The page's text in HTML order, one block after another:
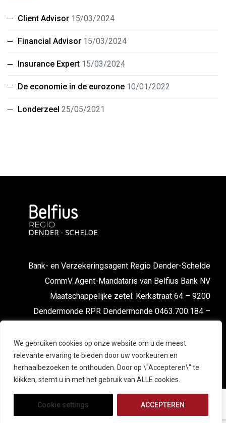
We gebruiken cookies op onze website om u de meest
relevante ervaring te bieden door uw voorkeuren en
herhaalbezoeken te onthouden. Door op \"Accepteren\" te
klikken, stemt u in met het gebruik van ALLE cookies.
Cookie settings ACCEPTEREN
Client Advisor 15/03/2024
Financial Advisor 15/03/2024
Insurance Expert 15/03/2024
De economie in de eurozone 10/01/2022
Londerzeel 25/05/2021
Bank- en Verzekeringsagent Regio Dender-Schelde
CommV Agent-Mandataris van Belfius Bank NV
Maatschappelijke zetel: Kerkstraat 64 – 9200
Dendermonde RPR Dendermonde 0463.700.184 –
© 2025 Belfius Regio Dender-Schelde. All Right Reserved |
Powered byEXPERTMEDIA